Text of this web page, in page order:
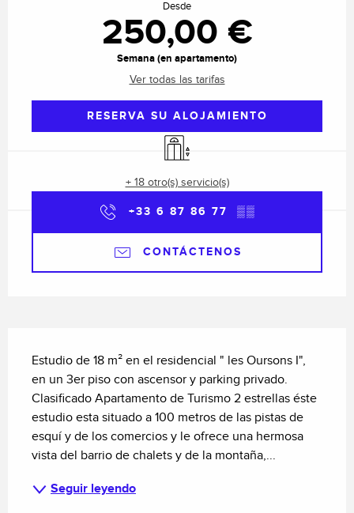
Desde
250,00 €
Semana (en apartamento)
Ver todas las tarifas
RESERVA SU ALOJAMIENTO
Ascensor
+ 18 otro(s) servicio(s)
+33 6 87 86 77 ▒▒
CONTÁCTENOS
Estudio de 18 m² en el residencial " les Oursons I",
en un 3er piso con ascensor y parking privado.
Clasificado Apartamento de Turismo 2 estrellas éste
estudio esta situado a 100 metros de las pistas de
esquí y de los comercios y le ofrece una hermosa
vista del barrio de chalets y de la montaña,...
Seguir leyendo